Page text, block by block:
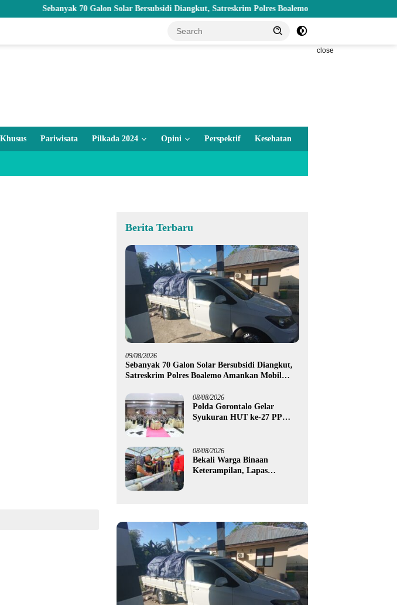
Sebanyak 70 Galon Solar Bersubsidi Diangkut, Satreskrim Polres Boalemo Amankan Mobil Pick Up di
close
Pariwisata Pilkada 2024 Opini Perspektif Kesehatan
Berita Terbaru
09/08/2026
Sebanyak 70 Galon Solar Bersubsidi Diangkut,
Satreskrim Polres Boalemo Amankan Mobil
08/08/2026
Polda Gorontalo Gelar
Syukuran HUT ke-27 PP
08/08/2026
Bekali Warga Binaan
Keterampilan, Lapas